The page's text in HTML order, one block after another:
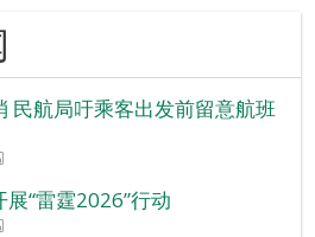
民航局吁乘客出发前留意航班
“雷霆2026”行动